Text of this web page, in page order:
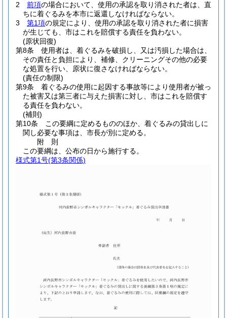
2
前項の場合において、使用の承認を取り消された者は、直
ちに着ぐるみを本市に返還しなければならない。
3
第1項の規定により、使用の承認を取り消された者に損害
が生じても、市はこれを賠償する責任を負わない。
(原状回復)
第8条
使用者は、着ぐるみを破損し、又は汚損した場合は、
その責任と負担により、補修、クリーニングその他の必要
な処置を行い、原状に復さなければならない。
(責任の制限)
第9条
着ぐるみの使用に起因する事故等により使用者が被っ
た被害又は第三者に与えた損害に対し、市はこれを賠償す
る責任を負わない。
(補則)
第10条
この要綱に定めるもののほか、着ぐるみの貸出しに
関し必要な事項は、市長が別に定める。
附 則
この要綱は、公布の日から施行する。
様式第1号(第3条関係)